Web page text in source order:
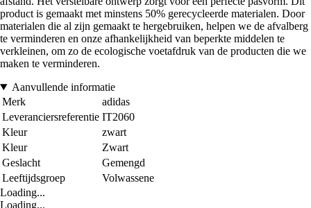
product is gemaakt met minstens 50% gerecycleerde materialen. Door
materialen die al zijn gemaakt te hergebruiken, helpen we de afvalberg
te verminderen en onze afhankelijkheid van beperkte middelen te
verkleinen, om zo de ecologische voetafdruk van de producten die we
maken te verminderen.
Aanvullende informatie
Merk
adidas
Leveranciersreferentie IT2060
Kleur
zwart
Kleur
Zwart
Geslacht
Gemengd
Leeftijdsgroep
Volwassene
Loading...
Loading...